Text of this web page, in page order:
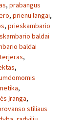
, prabangus
, prienu langai,
, prieskambario
baldai
baldai
,
,
,
įranga,
stiliaus